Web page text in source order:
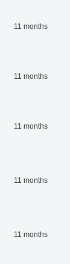
11 months
11 months
11 months
11 months
11 months